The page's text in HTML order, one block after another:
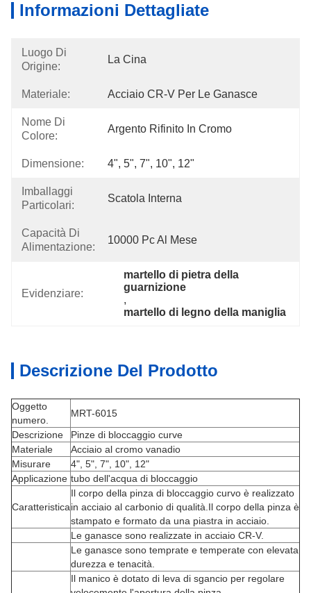
Informazioni Dettagliate
Luogo Di
Origine:
La Cina
Materiale: Acciaio CR-V Per Le Ganasce
Nome Di
Colore:
Argento Rifinito In Cromo
Dimensione: 4", 5", 7", 10", 12"
Imballaggi
Particolari:
Scatola Interna
Capacità Di
Alimentazione:
10000 Pc Al Mese
Evidenziare:
martello di pietra della
guarnizione
,
martello di legno della maniglia
Descrizione Del Prodotto
Oggetto
numero.
MRT-6015
Descrizione
Pinze di bloccaggio curve
Materiale
Acciaio al cromo vanadio
Misurare
4", 5", 7", 10", 12"
Applicazione tubo dell'acqua di bloccaggio
Caratteristica
Il corpo della pinza di bloccaggio curvo è realizzato
in acciaio al carbonio di qualità.Il corpo della pinza è
stampato e formato da una piastra in acciaio.
Le ganasce sono realizzate in acciaio CR-V.
Le ganasce sono temprate e temperate con elevata
durezza e tenacità.
Il manico è dotato di leva di sgancio per regolare